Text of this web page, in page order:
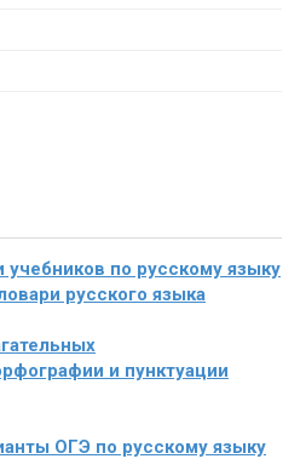
по русскому языку
русского языка
и пунктуации
ОГЭ по русскому языку